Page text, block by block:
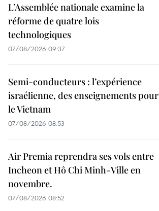
L’Assemblée nationale examine la
réforme de quatre lois
technologiques
07/08/2026 09:37
Semi-conducteurs : l’expérience
israélienne, des enseignements pour
le Vietnam
07/08/2026 08:53
Air Premia reprendra ses vols entre
Incheon et Hô Chi Minh-Ville en
novembre.
07/08/2026 08:52